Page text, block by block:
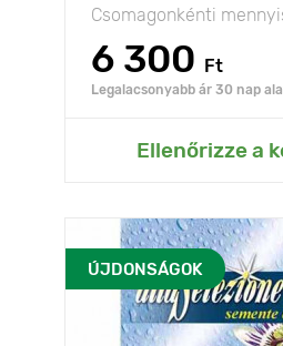
Csomagonkénti
6 300 Ft
Legalacsonyabb ár 30 nap
Ellenőrizze a
ÚJDONSÁGOK